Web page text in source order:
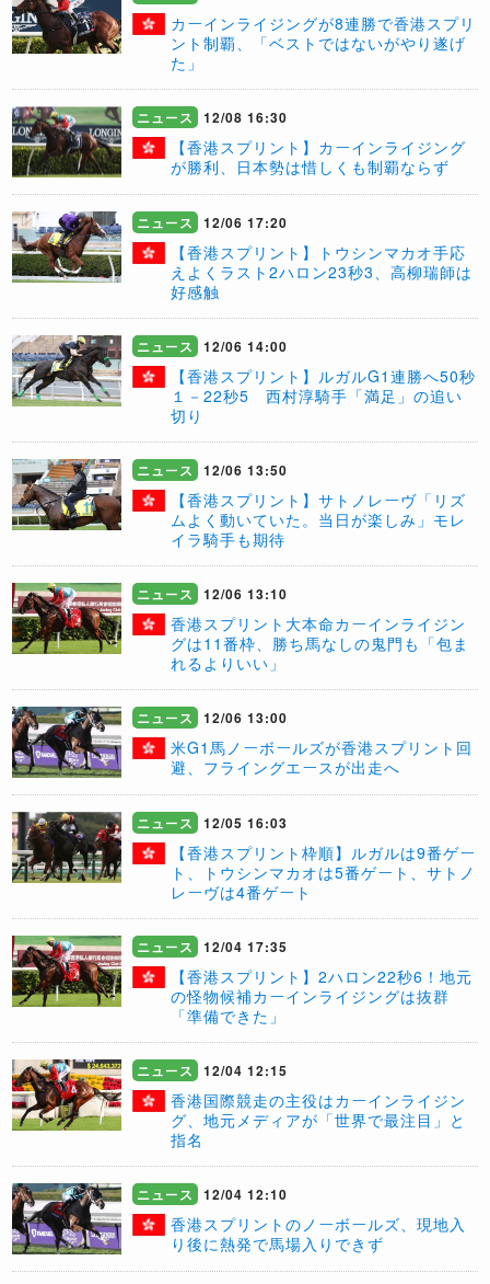
​カーインライジングが8連勝で香港スプリ
ント制覇、「ベストではないがやり遂げ
た」
ニュース 12/08 16:30
【香港スプリント】カーインライジング
が勝利、日本勢は惜しくも制覇ならず
ニュース 12/06 17:20
【香港スプリント】トウシンマカオ手応
えよくラスト2ハロン23秒3、高柳瑞師は
好感触
ニュース 12/06 14:00
【香港スプリント】ルガルG1連勝へ50秒
１－22秒5 西村淳騎手「満足」の追い
切り
ニュース 12/06 13:50
【香港スプリント】サトノレーヴ「リズ
ムよく動いていた。当日が楽しみ」モレ
イラ騎手も期待
ニュース 12/06 13:10
香港スプリント大本命カーインライジン
グは11番枠、勝ち馬なしの鬼門も「包ま
れるよりいい」
ニュース 12/06 13:00
米G1馬ノーボールズが香港スプリント回
避、フライングエースが出走へ
ニュース 12/05 16:03
【香港スプリント枠順】ルガルは9番ゲー
ト、トウシンマカオは5番ゲート、サトノ
レーヴは4番ゲート
ニュース 12/04 17:35
【香港スプリント】2ハロン22秒6！地元
の怪物候補カーインライジングは抜群
「準備できた」
ニュース 12/04 12:15
香港国際競走の主役はカーインライジン
グ、地元メディアが「世界で最注目」と
指名
ニュース 12/04 12:10
香港スプリントのノーボールズ、現地入
り後に熱発で馬場入りできず